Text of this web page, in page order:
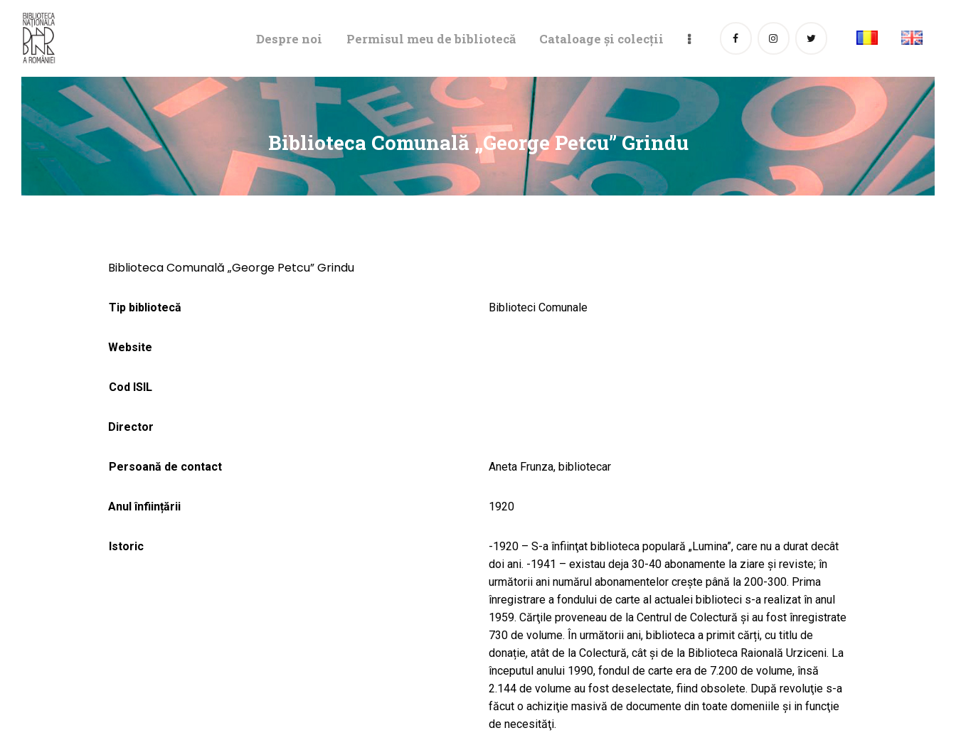
Despre noi Permisul meu de bibliotecă Cataloage și colecții
Biblioteca Comunală „George Petcu” Grindu
DE BIBLIOTECĂ
CATALOAGE ȘI
COLECȚII
Biblioteca Comunală „George Petcu” Grindu
Tip bibliotecă Biblioteci Comunale
Website
Cod ISIL
Director
Persoană de contact Aneta Frunza, bibliotecar
Anul înființării 1920
Istoric
-1920 – S-a înfiinţat biblioteca populară „Lumina”, care nu a durat decât
doi ani. -1941 – existau deja 30-40 abonamente la ziare și reviste; în
următorii ani numărul abonamentelor crește până la 200-300. Prima
înregistrare a fondului de carte al actualei biblioteci s-a realizat în anul
1959. Cărţile proveneau de la Centrul de Colectură și au fost înregistrate
730 de volume. În următorii ani, biblioteca a primit cărți, cu titlu de
donație, atât de la Colectură, cât și de la Biblioteca Raională Urziceni. La
începutul anului 1990, fondul de carte era de 7.200 de volume, însă
2.144 de volume au fost deselectate, fiind obsolete. După revoluţie s-a
făcut o achiziţie masivă de documente din toate domeniile şi in funcţie
de necesităţi.